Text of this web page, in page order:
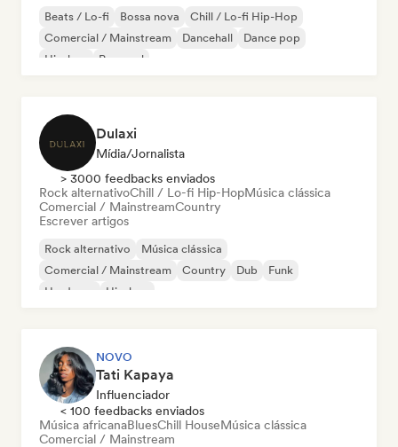
Beats / Lo-fi Bossa nova
Chill / Lo-fi Hip-Hop
Comercial / Mainstream
Dancehall
Dance pop
Hip-hop
Pop soul
Dulaxi
Mídia/Jornalista
> 3000 feedbacks enviados
Rock alternativoChill / Lo-fi Hip-HopMúsica clássica
Comercial / MainstreamCountry
Escrever artigos
Rock alternativo
Música clássica
Comercial / Mainstream
Country Dub
Funk
Hardcore
Hip-hop
NOVO
Tati Kapaya
Influenciador
< 100 feedbacks enviados
Música africanaBluesChill HouseMúsica clássica
Comercial / Mainstream